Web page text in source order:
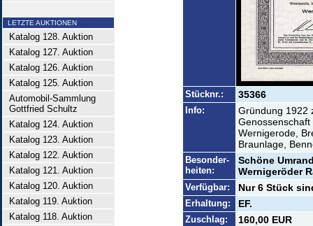
LETZTE AUKTIONEN
Katalog 128. Auktion
Katalog 127. Auktion
Katalog 126. Auktion
Katalog 125. Auktion
Automobil-Sammlung
Gottfried Schultz
Katalog 124. Auktion
Katalog 123. Auktion
Katalog 122. Auktion
Katalog 121. Auktion
Katalog 120. Auktion
Katalog 119. Auktion
Katalog 118. Auktion
Stücknr.: 35366
Info:
Gründung 1922
Wernigerode,
Braunlage,
Besonder-
heiten:
Schöne
Wernigeröder
Verfügbar: Nur 6 Stück
Erhaltung: EF.
Zuschlag: 160,00 EUR